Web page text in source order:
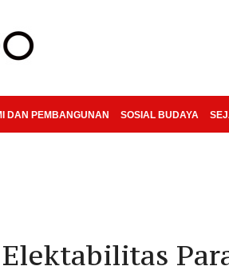
DAN PEMBANGUNAN SOSIAL BUDAYA